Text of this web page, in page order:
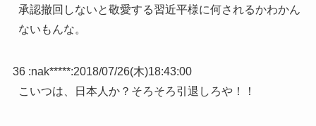
承認撤回しないと敬愛する習近平様に何されるかわかん
ないもんな。
36 :nak*****:2018/07/26(木)18:43:00
こいつは、日本人か？そろそろ引退しろや！！